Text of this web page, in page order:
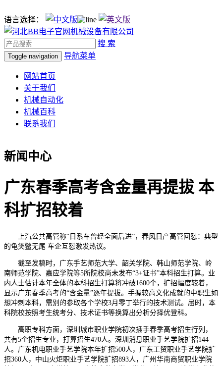
语言选择：
搜 索
Toggle navigation 导航菜单
网站首页
关于我们
机械自动化
机械百科
联系我们
新闻中心
广东春季高考含金量再提拔 本
科扩招较着
上汽公共高管称“日系车曾经全面后进”，春风日产高管回怼：典型
的龟笑鳖无尾 车企互怼激发热议。
截至发稿时，广东手艺师范大学、韶关学院、韩山师范学院、岭
南师范学院、嘉应学院等5所院校尚未发布“3+证书”本科招生打算。业
内人士估计本年全体的本科招生打算将冲破1600个，扩招幅度较着，
显示广东春季高考的“含金量”逐年提拔。手握较高文化成就的中职生如
想冲刺本科，需别的参取各个学校3月零丁举行的技术测试。届时，本
科院校按照考生统考分、技术证书等换算出分析分择优登科。
高职专科方面，深圳城市职业学院初次插手春季高考招生行列，
共有5个招生专业，打算招生470人。深圳消息职业手艺学院扩招144
人。广东机电职业手艺学院本年扩招500人，广东工贸职业手艺学院扩
招360人，中山火炬职业手艺学院扩招893人，广州华南商贸职业学院